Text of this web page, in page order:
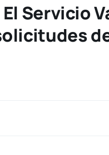
El Servicio